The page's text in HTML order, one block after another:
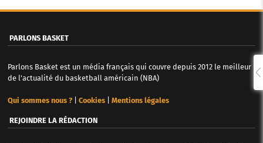
PARLONS BASKET
Parlons Basket est un média français qui couvre depuis 2012 le meilleur
de l'actualité du basketball américain (NBA)
Qui sommes nous ?| Cookies| Mentions légales
REJOINDRE LA RÉDACTION